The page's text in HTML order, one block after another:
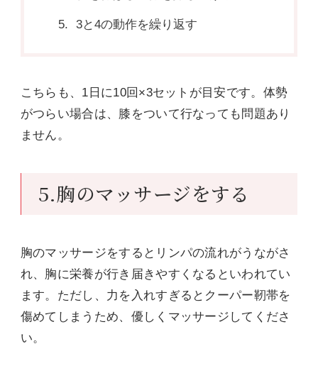
3と4の動作を繰り返す
こちらも、1日に10回×3セットが目安です。体勢
がつらい場合は、膝をついて行なっても問題あり
ません。
5.胸のマッサージをする
胸のマッサージをするとリンパの流れがうながさ
れ、胸に栄養が行き届きやすくなるといわれてい
ます。ただし、力を入れすぎるとクーパー靭帯を
傷めてしまうため、優しくマッサージしてくださ
い。